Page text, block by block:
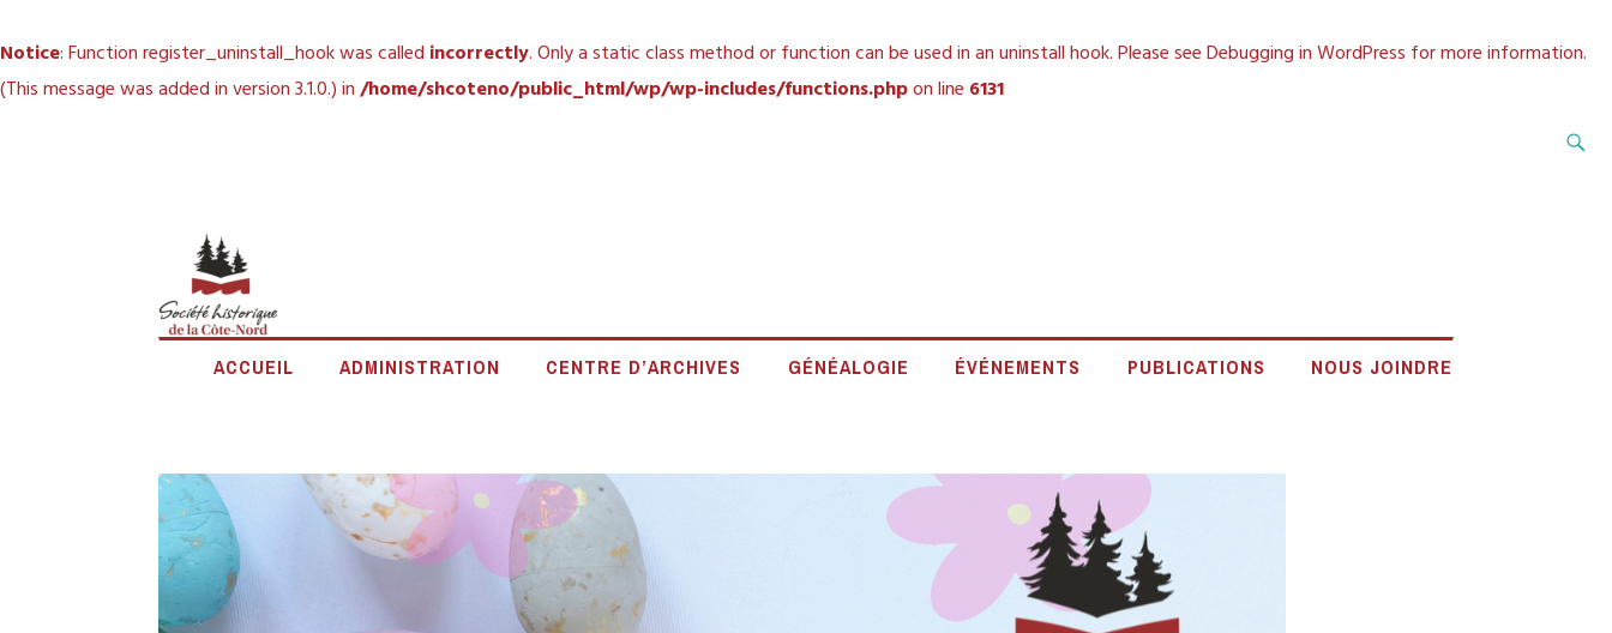
Notice: Function register_uninstall_hook was called incorrectly. Only a static class method or function can be used in an uninstall hook. Please seeDebugging in WordPress for more information.
(This message was added in version 3.1.0.) in/home/shcoteno/public_html/wp/wp-includes/functions.phpon line 6131
SOCIÉTÉ HISTORIQUE DE LA CÔTE-NORD
ACCUEIL ADMINISTRATION CENTRE D’ARCHIVES GÉNÉALOGIE ÉVÉNEMENTS PUBLICATIONS NOUS JOINDRE